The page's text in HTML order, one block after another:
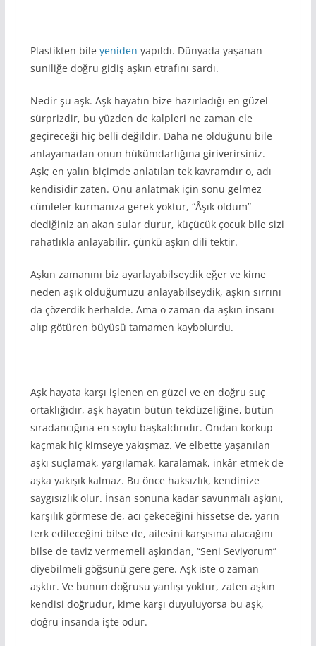
Plastikten bile yeniden yapıldı. Dünyada yaşanan
suniliğe doğru gidiş aşkın etrafını sardı.
Nedir şu aşk. Aşk hayatın bize hazırladığı en güzel
sürprizdir, bu yüzden de kalpleri ne zaman ele
geçireceği hiç belli değildir. Daha ne olduğunu bile
anlayamadan onun hükümdarlığına giriverirsiniz.
Aşk; en yalın biçimde anlatılan tek kavramdır o, adı
kendisidir zaten. Onu anlatmak için sonu gelmez
cümleler kurmanıza gerek yoktur, “Âşık oldum”
dediğiniz an akan sular durur, küçücük çocuk bile sizi
rahatlıkla anlayabilir, çünkü aşkın dili tektir.
Aşkın zamanını biz ayarlayabilseydik eğer ve kime
neden aşık olduğumuzu anlayabilseydik, aşkın sırrını
da çözerdik herhalde. Ama o zaman da aşkın insanı
alıp götüren büyüsü tamamen kaybolurdu.
Aşk hayata karşı işlenen en güzel ve en doğru suç
ortaklığıdır, aşk hayatın bütün tekdüzeliğine, bütün
sıradancığına en soylu başkaldırıdır. Ondan korkup
kaçmak hiç kimseye yakışmaz. Ve elbette yaşanılan
aşkı suçlamak, yargılamak, karalamak, inkâr etmek de
aşka yakışık kalmaz. Bu önce haksızlık, kendinize
saygısızlık olur. İnsan sonuna kadar savunmalı aşkını,
karşılık görmese de, acı çekeceğini hissetse de, yarın
terk edileceğini bilse de, ailesini karşısına alacağını
bilse de taviz vermemeli aşkından, “Seni Seviyorum”
diyebilmeli göğsünü gere gere. Aşk iste o zaman
aşktır. Ve bunun doğrusu yanlışı yoktur, zaten aşkın
kendisi doğrudur, kime karşı duyuluyorsa bu aşk,
doğru insanda işte odur.